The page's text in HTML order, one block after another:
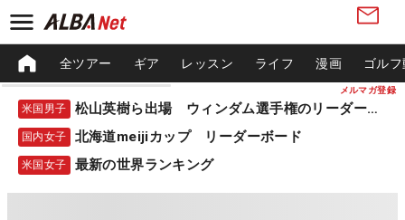
メルマガ登録
全ツアー ギア レッスン ライフ 漫画 ゴル
米国男子 松山英樹ら出場 ウィンダム選手権のリーダーボード
国内女子 北海道meijiカップ リーダーボード
米国女子 最新の世界ランキング